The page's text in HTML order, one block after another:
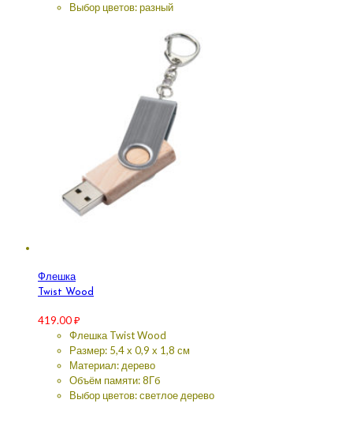
Выбор цветов: разный
Флешка
Twist Wood
419.00₽
Флешка Twist Wood
Размер: 5,4 х 0,9 х 1,8 см
Материал: дерево
Объём памяти: 8Гб
Выбор цветов: светлое дерево